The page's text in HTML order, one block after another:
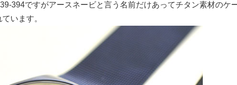
394ですがアースネービと言う名前だけあってチタン素材のケ
います。